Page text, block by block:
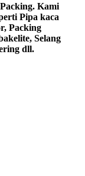
Kami
Pipa kaca
Packing
Selang
dll.